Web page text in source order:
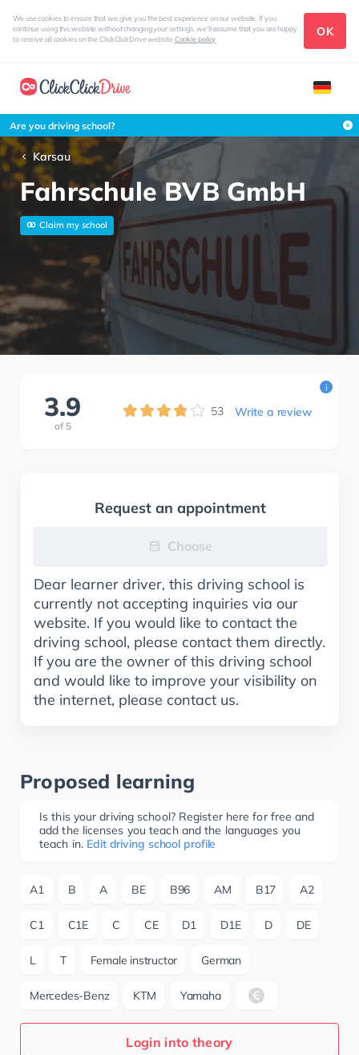
We use cookies to ensure that we give you the best experience on our website. If you
continue using this website without changing your settings, we'll assume that you are happy
to receive all cookies on the ClickClickDrive websiteCookie policy
OK
Are you driving school?
Karsau
Fahrschule BVB GmbH
Claim my school
3.9
of 5
53 Write a review
i
Request an appointment
Choose
Dear learner driver, this driving school is
currently not accepting inquiries via our
website. If you would like to contact the
driving school, please contact them directly.
If you are the owner of this driving school
and would like to improve your visibility on
the internet, please contact us.
Proposed learning
Is this your driving school? Register here for free and
add the licenses you teach and the languages you
teach in. Edit driving school profile
A1 B A BE B96 AM B17 A2
C1 C1E C CE D1 D1E D DE
L T Female instructor German
Mercedes-Benz KTM Yamaha
Login into theory